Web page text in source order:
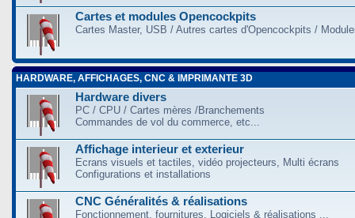
Cartes et modules Opencockpits
Cartes Master, USB / Autres cartes d'Opencockpits /
HARDWARE, AFFICHAGES, CNC & IMPRIMANTE 3D
Hardware divers
PC / CPU / Cartes mères /Branchements
Commandes de vol du commerce, etc...
Affichage interieur et exterieur
Ecrans visuels et tactiles, vidéo projecteurs, Multi écrans
Configurations et installations
CNC Généralités & réalisations
Fonctionnement, fournitures, Logiciels & réalisations ...